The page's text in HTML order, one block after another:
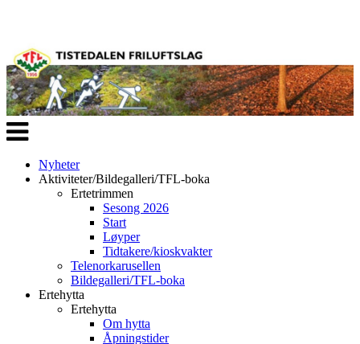
Veksle
navigasjon
Nyheter
Aktiviteter/Bildegalleri/TFL-boka
Ertetrimmen
Sesong 2026
Start
Løyper
Tidtakere/kioskvakter
Telenorkarusellen
Bildegalleri/TFL-boka
Ertehytta
Ertehytta
Om hytta
Åpningstider